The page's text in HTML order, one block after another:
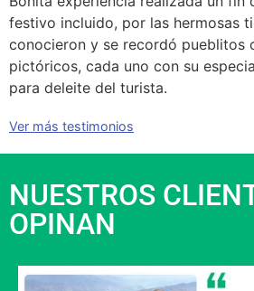
festivo incluido, por las hermosas
conocieron y se recordó pueblitos
pictóricos, cada uno con su
para deleite del turista.
Ver más testimonios
NUESTROS
OPINAN